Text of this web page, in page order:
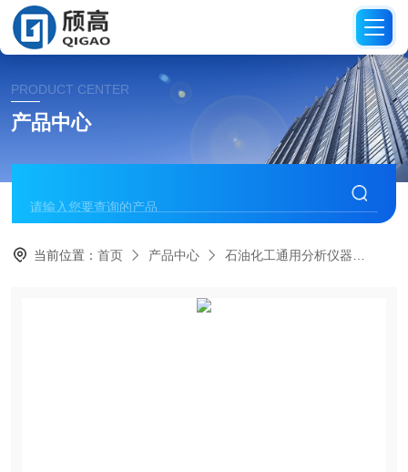
PRODUCT CENTER
产品中心
当前位置：首页 产品中心 石油化工通用分析仪器